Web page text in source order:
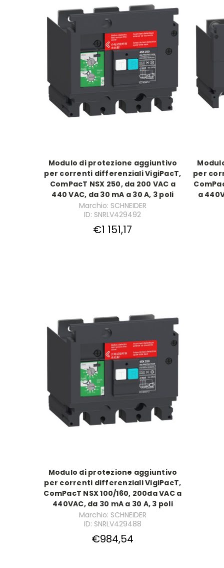
Modulo di protezione aggiuntivo
per correnti differenziali VigiPacT,
ComPacT NSX 250, da 200 VAC a
440 VAC, da 30 mA a 30 A, 3 poli
Marchio: SCHNEIDER
ID: SNRLV429492
€1 151,17
per
a
Modulo di protezione aggiuntivo
per correnti differenziali VigiPacT,
ComPacT NSX 100/160, 200da VAC a
440VAC, da 30 mA a 30 A, 3 poli
Marchio: SCHNEIDER
ID: SNRLV429488
€984,54